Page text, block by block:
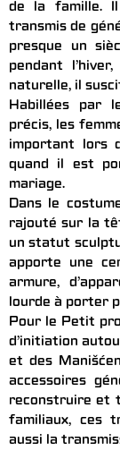
de la famille.
transmis de
presque un
pendant
naturelle, il
Habillées par
précis, les
important lors
quand il est
mariage.
Dans le
rajouté sur la
un statut
apporte une
armure,
lourde à porter
Pour le Petit
d’initiation
et des
accessoires
reconstruire et
familiaux, ces
aussi la